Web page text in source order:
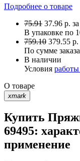
Подробнее о товаре
75.91 37.96 р.
В упаковке по
759.10 379.55 р.
По сумме
В наличии
Условия
О товаре
xmark
Купить
69495:
применение